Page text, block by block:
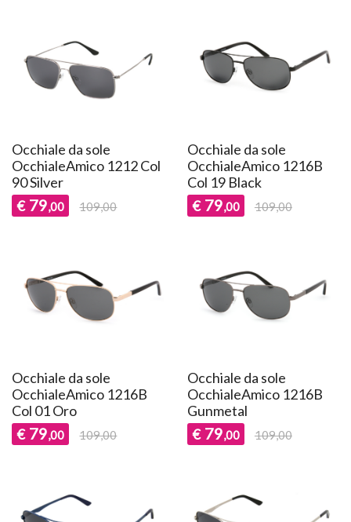
Occhiale da sole
OcchialeAmico 1212 Col
90 Silver
€ 79,00 109,00
Occhiale da sole
OcchialeAmico 1216B
Col 19 Black
€ 79,00 109,00
Occhiale da sole
OcchialeAmico 1216B
Col 01 Oro
€ 79,00 109,00
Occhiale da sole
OcchialeAmico 1216B
Gunmetal
€ 79,00 109,00